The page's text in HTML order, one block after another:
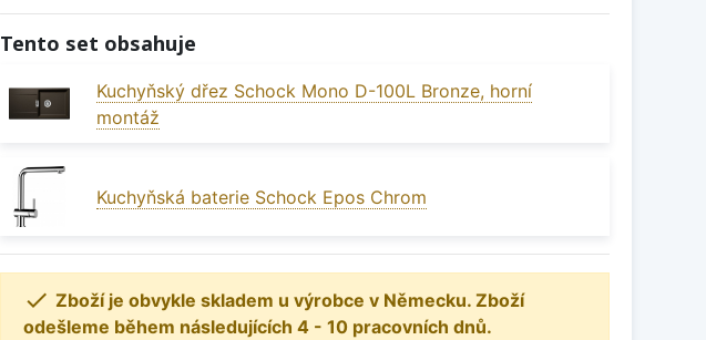
Tento set obsahuje
Kuchyňský dřez Schock Mono D-100L Bronze, horní
montáž
Kuchyňská baterie Schock Epos Chrom
 Zboží je obvykle skladem u výrobce v Německu. Zboží
odešleme během následujících 4 - 10 pracovních dnů.